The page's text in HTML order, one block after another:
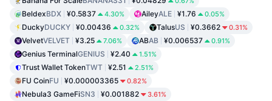
BeldexBDX ¥0.5837 4.30% AileyALE ¥1.76 0.05%
DuckyDUCKY ¥0.00436 0.32% TalusUS ¥0.3662 0.31%
VelvetVELVET ¥3.25 7.06% ABAB ¥0.006537 0.91%
Genius TerminalGENIUS ¥2.40 1.51%
Trust Wallet TokenTWT ¥2.51 2.51%
FU CoinFU ¥0.000003365 0.82%
Nebula3 GameFiSN3 ¥0.001882 3.61%